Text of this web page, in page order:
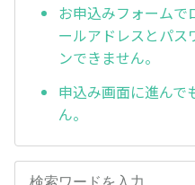
お申込みフォームで
ールアドレスとパス
ンできません。
申込み画面に進んで
ん。